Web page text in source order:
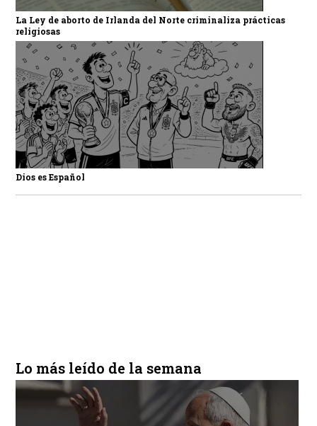
La Ley de aborto de Irlanda del Norte criminaliza prácticas
religiosas
Dios es Español
Lo más leído de la semana